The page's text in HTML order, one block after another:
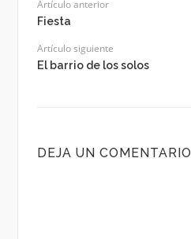
Artículo anterior
Fiesta
Artículo siguiente
El barrio de los solos
DEJA UN COMENTARIO